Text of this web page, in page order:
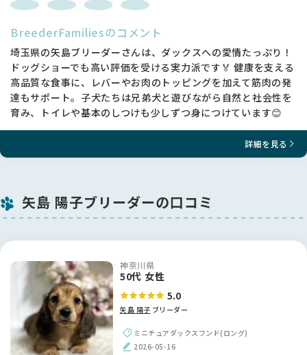
素敵なご縁を心よりお待ちしております🐶💖
BreederFamiliesのコメント
埼玉県の矢島ブリーダーさんは、ダックスへの愛情たっぷり！
ドッグショーでも高い評価を受ける実力派です🏅 健康を支える
高品質な食事に、レバーやお肉のトッピングを加えて筋肉の発
達もサポート。子犬たちは兄弟犬と遊びながら自然と社会性を
育み、トイレや基本のしつけも少しずつ身につけています😊
詳細を見る
矢島 陽子ブリーダーの口コミ
神奈川県
50代 女性
5.0
矢島 陽子 ブリーダー
ミニチュアダックスフンド(ロング)
2026-05-16